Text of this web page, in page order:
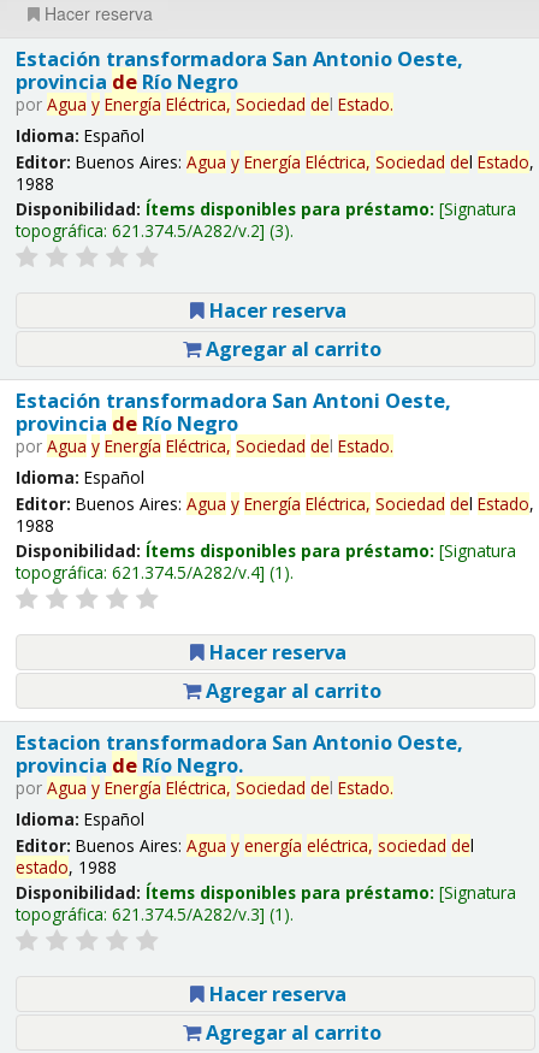
Hacer reserva
Estación transformadora San Antonio Oeste,
provincia deRío Negro
por Agua y Energía Eléctrica, Sociedad del Estado.
Idioma: Español
Editor: Buenos Aires: Agua y Energía Eléctrica, Sociedad del Estado,
1988
Disponibilidad: Ítems disponibles para préstamo: Signatura
topográfica: 621.374.5/A282/v.2 (3).
Hacer reserva
Agregar al carrito
Estación transformadora San Antoni Oeste,
provincia deRío Negro
por Agua y Energía Eléctrica, Sociedad del Estado.
Idioma: Español
Editor: Buenos Aires: Agua y Energía Eléctrica, Sociedad del Estado,
1988
Disponibilidad: Ítems disponibles para préstamo: Signatura
topográfica: 621.374.5/A282/v.4 (1).
Hacer reserva
Agregar al carrito
Estacion transformadora San Antonio Oeste,
provincia deRío Negro.
por Agua y Energía Eléctrica, Sociedad del Estado.
Idioma: Español
Editor: Buenos Aires: Agua y energía eléctrica, sociedad del
estado, 1988
Disponibilidad: Ítems disponibles para préstamo: Signatura
topográfica: 621.374.5/A282/v.3 (1).
Hacer reserva
Agregar al carrito